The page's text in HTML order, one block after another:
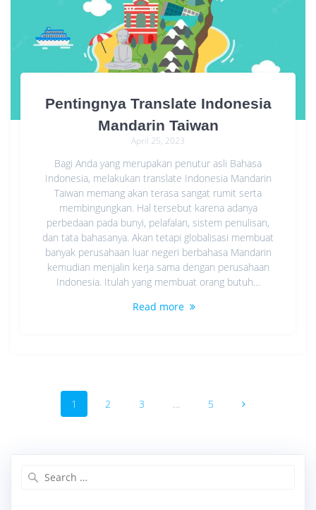
Pentingnya Translate Indonesia
Mandarin Taiwan
April 25, 2023
Bagi Anda yang merupakan penutur asli Bahasa
Indonesia, melakukan translate Indonesia Mandarin
Taiwan memang akan terasa sangat rumit serta
membingungkan. Hal tersebut karena adanya
perbedaan pada bunyi, pelafalan, sistem penulisan,
dan tata bahasanya. Akan tetapi globalisasi membuat
banyak perusahaan luar negeri berbahasa Mandarin
kemudian menjalin kerja sama dengan perusahaan
Indonesia. Itulah yang membuat orang butuh…
Read more
Posts
navigation
Page
1 Page
2 Page
3 … Page
5